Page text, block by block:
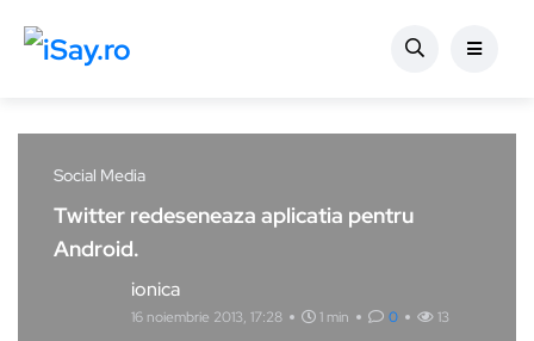
Social Media
Twitter redeseneaza aplicatia pentru
Android.
ionica
16 noiembrie 2013, 17:28 1 min 0 13